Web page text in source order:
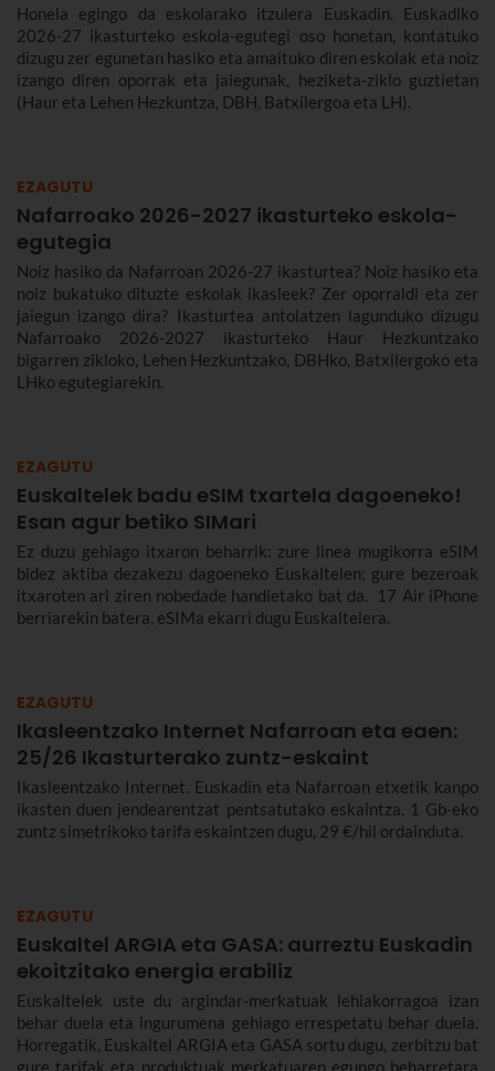
Honela egingo da eskolarako itzulera Euskadin. Euskadiko
2026-27 ikasturteko eskola-egutegi oso honetan, kontatuko
dizugu zer egunetan hasiko eta amaituko diren eskolak eta noiz
izango diren oporrak eta jaiegunak, heziketa-ziklo guztietan
(Haur eta Lehen Hezkuntza, DBH, Batxilergoa eta LH).
EZAGUTU
Nafarroako 2026-2027 ikasturteko eskola-
egutegia
Noiz hasiko da Nafarroan 2026-27 ikasturtea? Noiz hasiko eta
noiz bukatuko dituzte eskolak ikasleek? Zer oporraldi eta zer
jaiegun izango dira? Ikasturtea antolatzen lagunduko dizugu
Nafarroako 2026-2027 ikasturteko Haur Hezkuntzako
bigarren zikloko, Lehen Hezkuntzako, DBHko, Batxilergoko eta
LHko egutegiarekin.
EZAGUTU
Euskaltelek badu eSIM txartela dagoeneko!
Esan agur betiko SIMari
Ez duzu gehiago itxaron beharrik: zure linea mugikorra eSIM
bidez aktiba dezakezu dagoeneko Euskaltelen; gure bezeroak
itxaroten ari ziren nobedade handietako bat da. 17 Air iPhone
berriarekin batera, eSIMa ekarri dugu Euskaltelera.
EZAGUTU
Ikasleentzako Internet Nafarroan eta eaen:
25/26 Ikasturterako zuntz-eskaint
Ikasleentzako Internet. Euskadin eta Nafarroan etxetik kanpo
ikasten duen jendearentzat pentsatutako eskaintza. 1 Gb-eko
zuntz simetrikoko tarifa eskaintzen dugu, 29 €/hil ordainduta.
EZAGUTU
Euskaltel ARGIA eta GASA: aurreztu Euskadin
ekoitzitako energia erabiliz
Euskaltelek uste du argindar-merkatuak lehiakorragoa izan
behar duela eta ingurumena gehiago errespetatu behar duela.
Horregatik, Euskaltel ARGIA eta GASA sortu dugu, zerbitzu bat
gure tarifak eta produktuak merkatuaren egungo beharretara